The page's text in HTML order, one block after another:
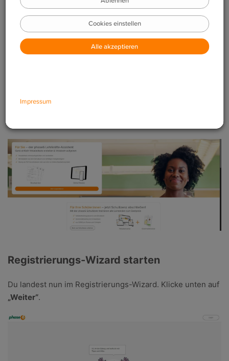
Website beschrieben. Die Schritte sind identisch,
wenn du die Registrierung über eine App startest.
Klicke auf
Registrierungs-Wizard starten
Du landest nun im Registrierungs-Wizard. Klicke unten auf
„Weiter“.